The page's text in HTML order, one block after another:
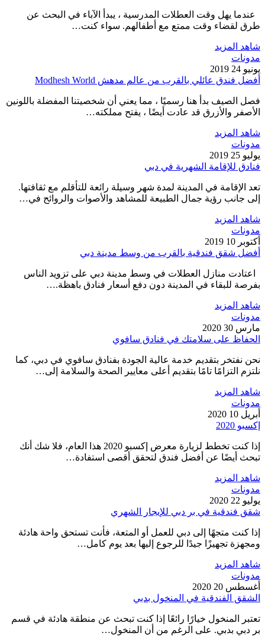
عندما يهل وقت العطلات المدرسية ، يبدأ الآباء في البحث عن
طرق لقضاء وقت ممتع مع أطفالهم. سواء كنت…
شاهد المزيد
مدونات
يونيو 24 2019
أفضل فندق عائلي بالقرب من عالم مدهش Modhesh World
فصل الصيف بدأ هنا رسميًا ، مما يعني أن شخصيتنا المفضلة باللونين
الأصفر والأزرق قد عادت أيضًا ، يفتح مملكته…
شاهد المزيد
مدونات
يوليو 25 2019
فنادق للإقامة الشهرية في دبي
تعد الإقامة في المدينة لمدة شهر وسيلة رائعة للتأقلم مع ثقافتها.
إلى جانب رؤية جمال الطبيعة للمشاهد والأصوات والروائح في…
شاهد المزيد
مدونات
أكتوبر 10 2019
أفضل شقق فندقية بالقرب من وسط مدينة دبي
اعتادت منازل العطلات في وسط مدينة دبي على تزويد الناس
بفرصة للبقاء في المدينة دون دفع أسعار فنادق باهظة.…
شاهد المزيد
مدونات
مارس 30 2020
الحفاظ على سلامتك في فنادق سافوي
نحن نفتخر بتقديم خدمة عالية الجودة بفنادق سافوي في دبي، كما
نلتزم التزامًا تامًا بتقديم أعلى معايير الصحة والسلامة إلى…
شاهد المزيد
مدونات
أبريل 10 2020
إكسبو 2020
إذا كنت تخطط لزيارة معرض إكسبو 2020 هذا العام، فلا شك أنك
تبحث أيضًا عن أفضل فندق لتحقق أقصى استفادة…
شاهد المزيد
مدونات
يوليو 22 2020
شقق فندقية في بر دبي للإيجار الشهري
إذا كنت متجهًا إلى دبي للعمل أو المتعة، فأنت تستحق واحة هادئة
ومجهزة تجهيزًا جيدًا للرجوع إليها بعد يوم كامل…
شاهد المزيد
مدونات
أغسطس 20 2020
الشقق الفندقية في المنخول بدبي
تعتبر المنخول خيارًا رائعًا إذا كنت تبحث عن منطقة هادئة في قسم
بر دبي بدبي. على الرغم من أن المنخول…